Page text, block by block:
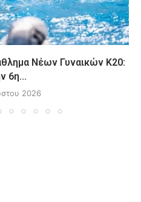
Νέων Γυναικών Κ20:
6η...
2026